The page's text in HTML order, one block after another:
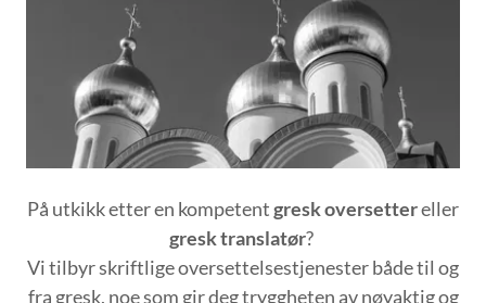
På utkikk etter en kompetentgresk oversettereller
gresk translatør?
Vi tilbyr skriftlige oversettelsestjenester både til og
fra gresk, noe som gir deg tryggheten av nøyaktig og